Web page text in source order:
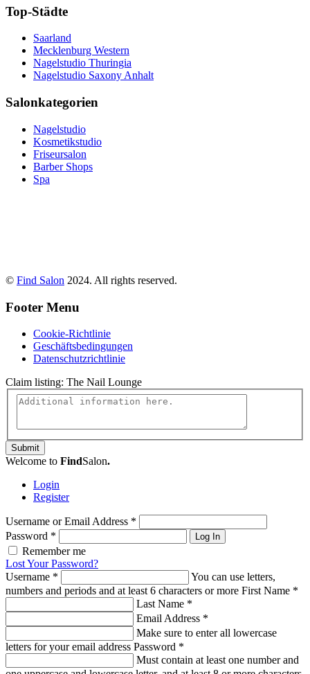
Top-Städte
Saarland
Mecklenburg Western
Nagelstudio Thuringia
Nagelstudio Saxony Anhalt
Salonkategorien
Nagelstudio
Kosmetikstudio
Friseursalon
Barber Shops
Spa
© Find Salon 2024. All rights reserved.
Footer Menu
Cookie-Richtlinie
Geschäftsbedingungen
Datenschutzrichtlinie
Claim listing: The Nail Lounge
Submit
Welcome to FindSalon.
Login
Register
Username or Email Address *
Password * Log In
Remember me
Lost Your Password?
Username *
You can use letters,
numbers and periods and at least 6 characters or more First Name *
Last Name *
Email Address *
Make sure to enter all lowercase
letters for your email address Password *
Must contain at least one number and